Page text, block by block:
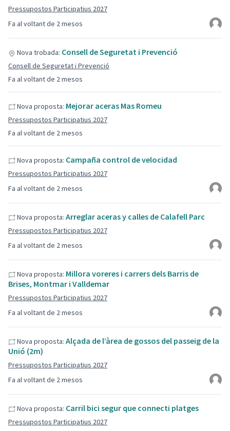
Fa al voltant de 2 mesos
Pressupostos Participatius 2027
Fa al voltant de 2 mesos
Nova trobada: Consell de Seguretat i Prevenció
Consell de Seguretat i Prevenció
Fa al voltant de 2 mesos
Nova proposta: Mejorar aceras Mas Romeu
Pressupostos Participatius 2027
Fa al voltant de 2 mesos
Nova proposta: Campaña control de velocidad
Pressupostos Participatius 2027
Fa al voltant de 2 mesos
Nova proposta: Arreglar aceras y calles de Calafell Parc
Pressupostos Participatius 2027
Fa al voltant de 2 mesos
Nova proposta: Millora voreres i carrers dels Barris de
Brises, Montmar i Valldemar
Pressupostos Participatius 2027
Fa al voltant de 2 mesos
Nova proposta: Alçada de l’àrea de gossos del passeig de la
Unió (2m)
Pressupostos Participatius 2027
Nova proposta: Carril bici segur que connecti platges
Pressupostos Participatius 2027